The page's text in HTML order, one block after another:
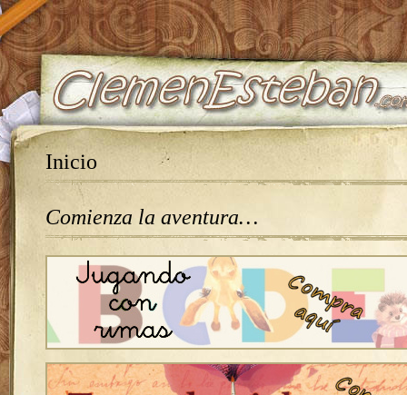
Inicio
Comienza la aventura…